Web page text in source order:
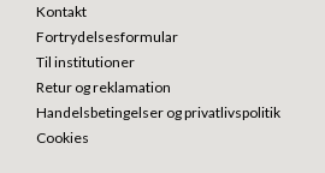
Kontakt
Fortrydelsesformular
Til institutioner
Retur og reklamation
Handelsbetingelser og privatlivspolitik
Cookies